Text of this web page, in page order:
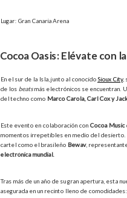
Lugar: Gran Canaria Arena
Cocoa Oasis: Elévate con
En el sur de la Isla, junto al conocido Sioux City,
de los beatsmás electrónicos se encuentran.
del techno como Marco Carola, Carl Cox y
Este evento en colaboración con Cocoa Music
momentos irrepetibles en medio del desierto.
cartel como el brasileño Bewav,
electrónica mundial.
Tras más de un año de su gran apertura, esta
asegurada en un recinto lleno de comodidades: